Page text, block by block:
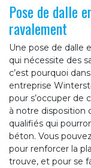
Pose de dalle
ravalement
Une pose de dalle
qui nécessite des
c’est pourquoi
entreprise
pour s’occuper de
à notre disposition
qualifiés qui
béton. Vous
pour renforcer la
trouve, et pour se